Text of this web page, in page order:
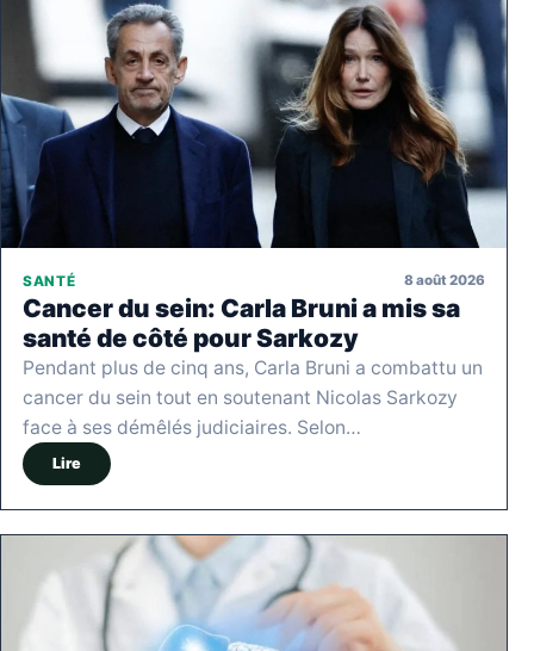
SANTÉ 8 août 2026
Cancer du sein: Carla Bruni a mis sa
santé de côté pour Sarkozy
Pendant plus de cinq ans, Carla Bruni a combattu un
cancer du sein tout en soutenant Nicolas Sarkozy
face à ses démêlés judiciaires. Selon…
Lire